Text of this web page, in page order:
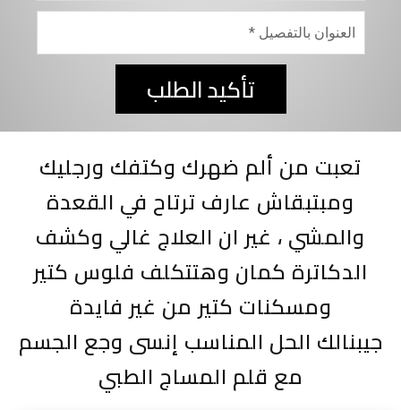
تأكيد الطلب
تعبت من ألم ضهرك وكتفك ورجليك
ومبتبقاش عارف ترتاح في القعدة
والمشي ، غير ان العلاج غالي وكشف
الدكاترة كمان وهتتكلف فلوس كتير
ومسكنات كتير من غير فايدة
جيبنالك الحل المناسب إنسى وجع الجسم
مع قلم المساج الطبي